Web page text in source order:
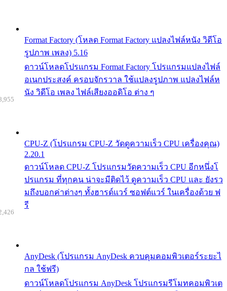
Format Factory (โหลด Format Factory แปลงไฟล์หนัง วิดีโอ
รูปภาพ เพลง) 5.16
ดาวน์โหลดโปรแกรม Format Factory โปรแกรมแปลงไฟล์
อเนกประสงค์ ครอบจักรวาล ใช้แปลงรูปภาพ แปลงไฟล์ห
นัง วิดีโอ เพลง ไฟล์เสียงออดิโอ ต่าง ๆ
CPU-Z (โปรแกรม CPU-Z วัดดูความเร็ว CPU เครื่องคุณ)
2.20.1
ดาวน์โหลด CPU-Z โปรแกรมวัดความเร็ว CPU อีกหนึ่งโ
ปรแกรม ที่ทุกคน น่าจะมีติดไว้ ดูความเร็ว CPU และ ยังรว
มถึงบอกค่าต่างๆ ทั้งฮารด์แวร์ ซอฟต์แวร์ ในเครื่องด้วย ฟ
รี
AnyDesk (โปรแกรม AnyDesk ควบคุมคอมพิวเตอร์ระยะไ
กล ใช้ฟรี)
ดาวน์โหลดโปรแกรม AnyDesk โปรแกรมรีโมทคอมพิวเต